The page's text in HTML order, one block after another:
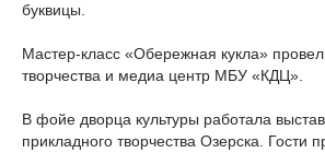
буквицы.
Мастер-класс «Обережная кукла»
творчества и медиа центр МБУ «КДЦ».
В фойе дворца культуры работала
прикладного творчества Озерска. Гости